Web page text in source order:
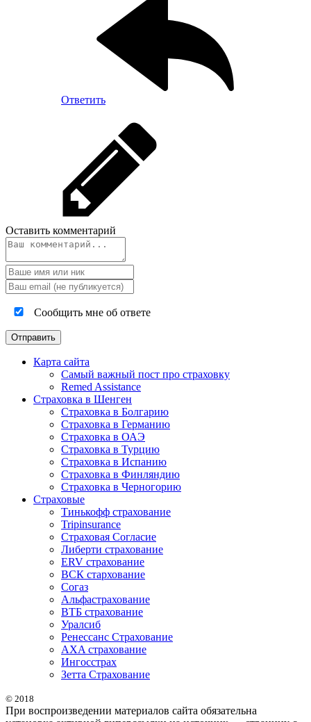
Ответить
Оставить комментарий
Сообщить мне об ответе
Карта сайта
Самый важный пост про страховку
Remed Assistance
Страховка в Шенген
Страховка в Болгарию
Страховка в Германию
Страховка в ОАЭ
Страховка в Турцию
Страховка в Испанию
Страховка в Финляндию
Страховка в Черногорию
Страховые
Тинькофф страхование
Tripinsurance
Страховая Согласие
Либерти страхование
ERV страхование
ВСК стархование
Согаз
Альфастрахование
ВТБ страхование
Уралсиб
Ренессанс Страхование
AXA страхование
Ингосстрах
Зетта Страхование
© 2018
При воспроизведении материалов сайта обязательна